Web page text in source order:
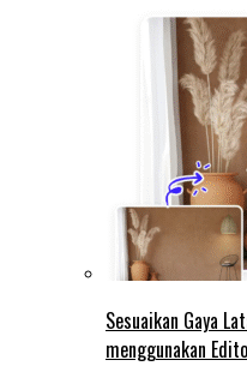
Sesuaikan Gaya
menggunakan